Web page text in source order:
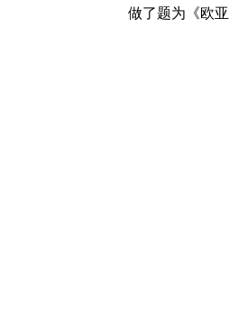
做了题为《欧